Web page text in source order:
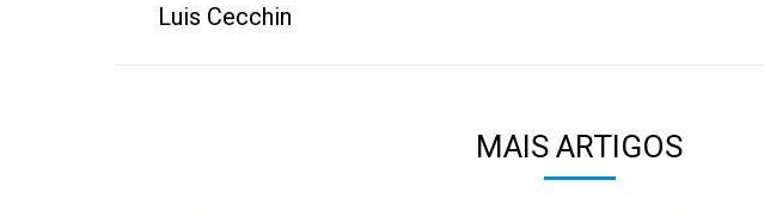
Luis Cecchin
MAIS ARTIGOS